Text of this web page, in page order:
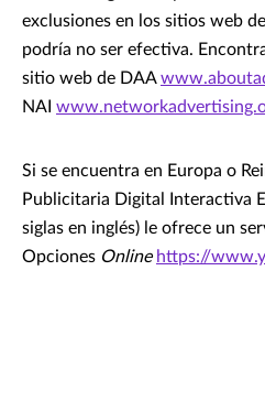
exclusiones en los sitios web
podría no ser efectiva.
sitio web de DAA
NAI
Si se encuentra en Europa o
Publicitaria Digital Interactiva
siglas en inglés) le ofrece un
Opciones Online https://